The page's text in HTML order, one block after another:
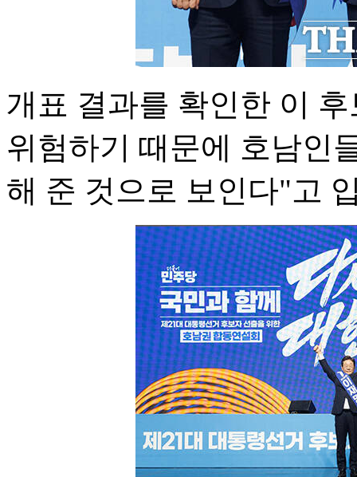
개표 결과를 확인한 이
위험하기 때문에 호남인
해 준 것으로 보인다"고